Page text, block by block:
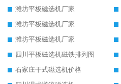
潍坊平板磁选机厂家
潍坊平板磁选机厂家
潍坊平板磁选机厂家
四川平板磁选机磁铁排列图
石家庄干式磁选机价格